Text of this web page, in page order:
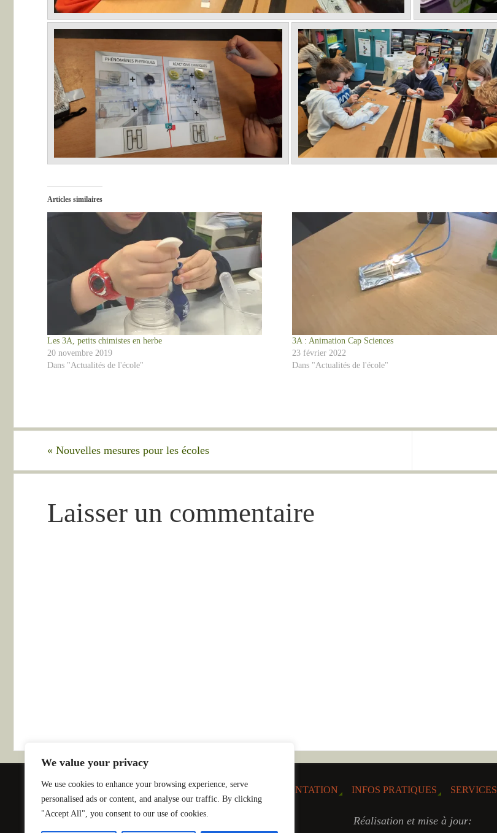
We value your privacy
We use cookies to enhance your browsing experience, serve
personalised ads or content, and analyse our traffic. By clicking
"Accept All", you consent to our use of cookies.
Articles similaires
Les 3A, petits chimistes en herbe
20 novembre 2019
Dans "Actualités de l'école"
3A : Animation Cap Sciences
23 février 2022
Dans "Actualités de l'école"
« Nouvelles mesures pour les écoles
Laisser un commentaire
INSCRIPTIONS ACTUALITÉS PRÉSENTATION INFOS PRATIQUES SERVICES
Réalisation et mise à jour: